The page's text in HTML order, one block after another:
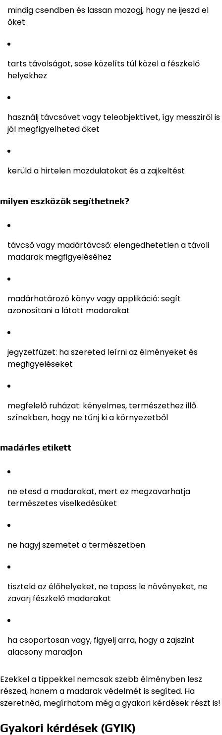
mindig csendben és lassan mozogj, hogy ne ijeszd el
őket
tarts távolságot, sose közelíts túl közel a fészkelő
helyekhez
használj távcsövet vagy teleobjektívet, így messziről is
jól megfigyelheted őket
kerüld a hirtelen mozdulatokat és a zajkeltést
milyen eszközök segíthetnek?
távcső vagy madártávcső: elengedhetetlen a távoli
madarak megfigyeléséhez
madárhatározó könyv vagy applikáció: segít
azonosítani a látott madarakat
jegyzetfüzet: ha szereted leírni az élményeket és
megfigyeléseket
megfelelő ruházat: kényelmes, természethez illő
színekben, hogy ne tűnj ki a környezetből
madárles etikett
ne etesd a madarakat, mert ez megzavarhatja
természetes viselkedésüket
ne hagyj szemetet a természetben
tiszteld az élőhelyeket, ne taposs le növényeket, ne
zavarj fészkelő madarakat
ha csoportosan vagy, figyelj arra, hogy a zajszint
alacsony maradjon
Ezekkel a tippekkel nemcsak szebb élményben lesz
részed, hanem a madarak védelmét is segíted. Ha
szeretnéd, megírhatom még a gyakori kérdések részt is!
Gyakori kérdések (GYIK)